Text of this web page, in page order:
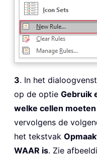
3. In het
op de optie Gebruik
welke cellen
vervolgens de
het tekstvak
WAAR is. Zie